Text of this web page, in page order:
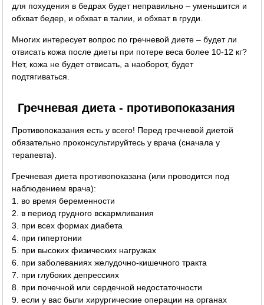
для похудения в бедрах будет неправильно – уменьшится и
обхват бедер, и обхват в талии, и обхват в груди.
Многих интересует вопрос по гречневой диете – будет ли
отвисать кожа после диеты при потере веса более 10-12 кг?
Нет, кожа не будет отвисать, а наоборот, будет
подтягиваться.
Гречневая диета - противопоказания
Противопоказания есть у всего! Перед гречневой диетой
обязательно проконсультируйтесь у врача (сначала у
терапевта).
Гречневая диета противопоказана (или проводится под
наблюдением врача):
1. во время беременности
2. в период грудного вскармливания
3. при всех формах диабета
4. при гипертонии
5. при высоких физических нагрузках
6. при заболеваниях желудочно-кишечного тракта
7. при глубоких депрессиях
8. при почечной или сердечной недостаточности
9. если у вас были хирургические операции на органах